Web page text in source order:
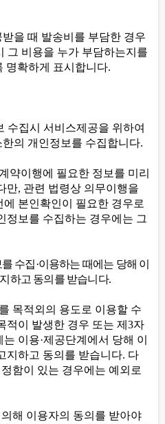
을 때 발송비를 부담한 경우
그 비용을 누가 부담하는지를
명확하게 표시합니다.
수집시 서비스제공을 위하여
의 개인정보를 수집합니다.
약이행에 필요한 정보를 미리
만, 관련 법령상 의무이행을
본인확인이 필요한 경우로
정보를 수집하는 경우에는 그
수집·이용하는 때에는 당해 이
하고 동의를 받습니다.
목적외의 용도로 이용할 수
적이 발생한 경우 또는 제 3자
는 이용·제공단계에서 당해 이
지하고 동의를 받습니다. 다
함이 있는 경우에는 예외로
해 이용자의 동의를 받아야